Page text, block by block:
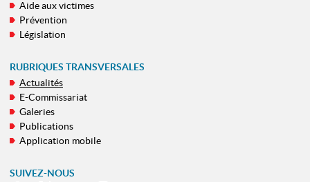
Aide aux victimes
Prévention
Législation
RUBRIQUES TRANSVERSALES
Actualités
E-Commissariat
Galeries
Publications
Application mobile
SUIVEZ-NOUS